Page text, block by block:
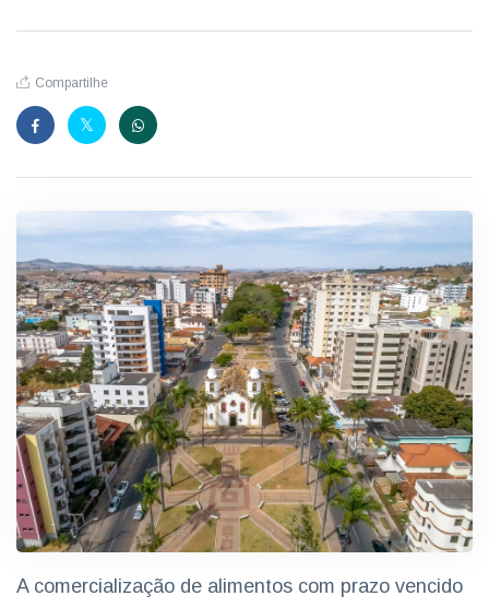
Compartilhe
A comercialização de alimentos com prazo vencido